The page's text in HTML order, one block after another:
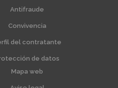
Antifraude
Convivencia
del contratante
de datos
Mapa web